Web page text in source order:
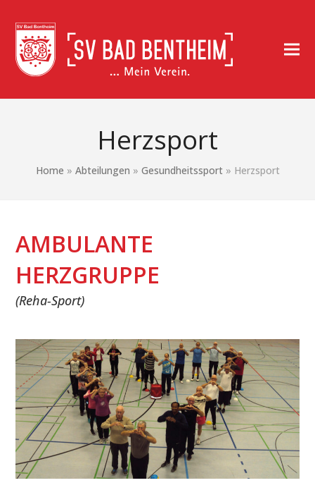
Herzsport
Home » Abteilungen » Gesundheitssport» Herzsport
AMBULANTE
HERZGRUPPE
(Reha-Sport)